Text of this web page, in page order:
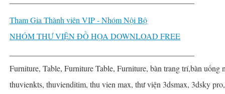
Tham Gia Thành viên VIP - Nhóm Nội Bộ
NHÓM THƯ VIỆN ĐỒ HỌA DOWNLOAD FREE
Furniture, Table, Furniture Table, Furniture, bàn trang trí,bàn
thuvienkts, thuvienditim, thu vien max, thư viện 3dsmax, 3dsky